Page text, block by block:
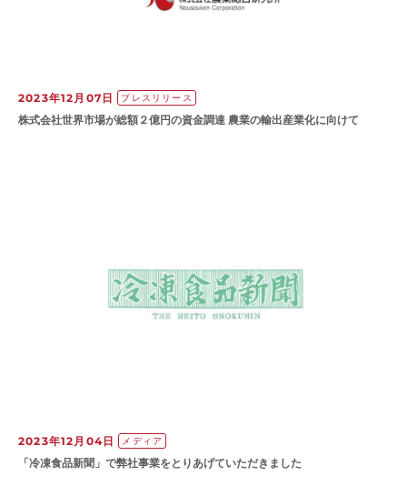
2023年12月07日 プレスリリース
株式会社世界市場が総額２億円の資金調達 農業の輸出産業化に向けて
2023年12月04日 メディア
「冷凍食品新聞」で弊社事業をとりあげていただきました